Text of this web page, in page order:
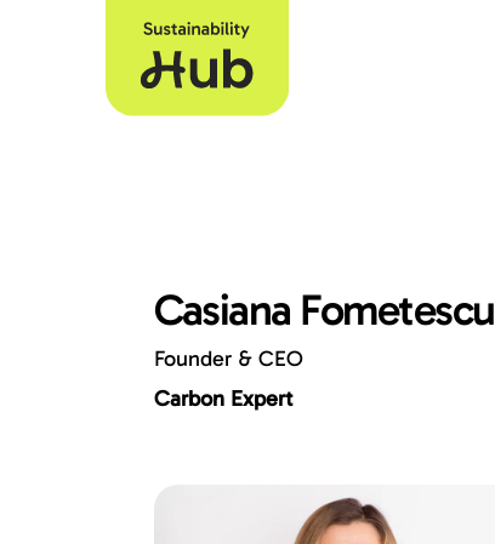
Casiana Fometescu
Founder & CEO
Carbon Expert